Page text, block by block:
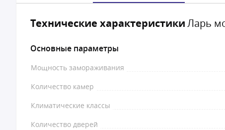
Технические характеристикиЛарь
Основные параметры
Мощность замораживания
Количество камер
Климатические классы
Количество дверей